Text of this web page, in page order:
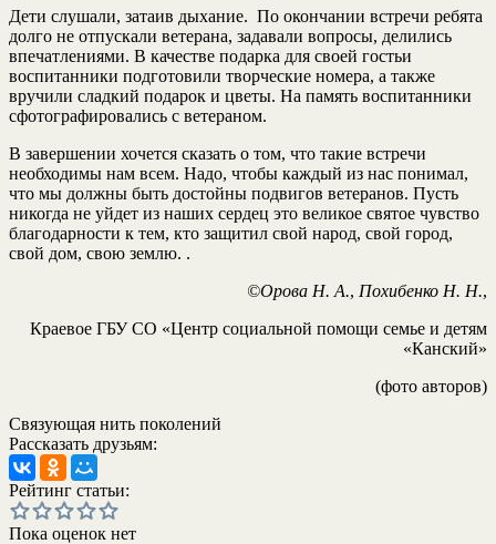
Дети слушали, затаив дыхание. По окончании встречи ребята
долго не отпускали ветерана, задавали вопросы, делились
впечатлениями. В качестве подарка для своей гостьи
воспитанники подготовили творческие номера, а также
вручили сладкий подарок и цветы. На память воспитанники
сфотографировались с ветераном.
В завершении хочется сказать о том, что такие встречи
необходимы нам всем. Надо, чтобы каждый из нас понимал,
что мы должны быть достойны подвигов ветеранов. Пусть
никогда не уйдет из наших сердец это великое святое чувство
благодарности к тем, кто защитил свой народ, свой город,
свой дом, свою землю. .
©Орова Н. А., Похибенко Н. Н.,
Краевое ГБУ СО «Центр социальной помощи семье и детям
«Канский»
(фото авторов)
Связующая нить поколений
Рассказать друзьям:
Рейтинг статьи:
Пока оценок нет